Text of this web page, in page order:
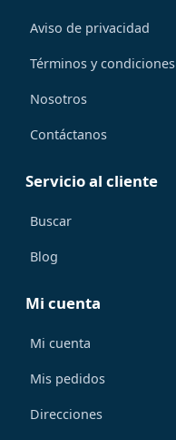
Aviso de privacidad
Términos y condiciones
Nosotros
Contáctanos
Servicio al cliente
Buscar
Blog
Mi cuenta
Mi cuenta
Mis pedidos
Direcciones